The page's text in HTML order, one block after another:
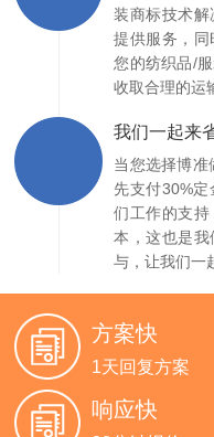
装商标技术
提供服务，
您的纺织品/
收取合理的运
我们一起来
当您选择博准
先支付30%
们工作的支
本，这也是
与，让我们一
方案快
1天回复方案
响应快